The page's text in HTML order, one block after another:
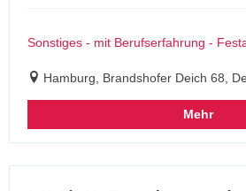
Sonstiges - mit Berufserfahrung -
Hamburg, Brandshofer Deich 68,
Mehr